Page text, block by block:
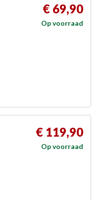
€ 69,90
Op voorraad
€ 119,90
Op voorraad